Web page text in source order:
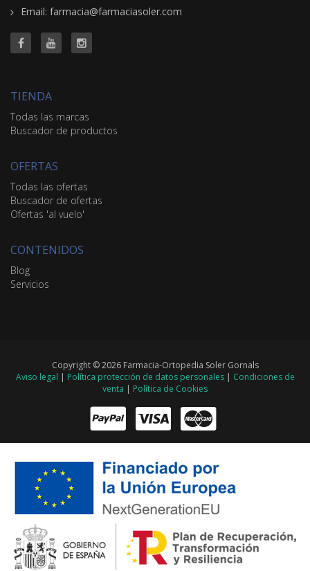
Email: farmacia@farmaciasoler.com
TIENDA
Todas las marcas
Buscador de productos
OFERTAS
Todas las ofertas
Buscador de ofertas
Ofertas 'al vuelo'
CONTENIDOS
Blog
Servicios
Copyright © 2026 Farmacia-Ortopedia Soler Gornals
Aviso legal | Política protección de datos personales| Condiciones de
venta | Política de Cookies